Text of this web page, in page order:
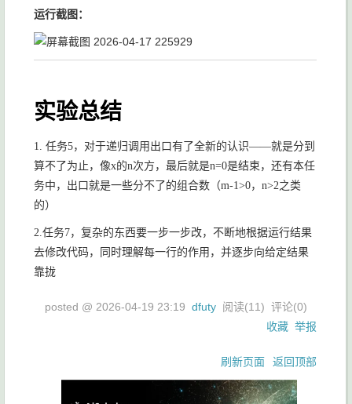
运行截图：
实验总结
1. 任务5，对于递归调用出口有了全新的认识——就是分到
算不了为止，像x的n次方，最后就是n=0是结束，还有本任
务中，出口就是一些分不了的组合数（m-1>0，n>2之类
的）
2.任务7，复杂的东西要一步一步改，不断地根据运行结果
去修改代码，同时理解每一行的作用，并逐步向给定结果
靠拢
posted @ 2026-04-19 23:19 dfuty 阅读(11) 评论(0)
收藏 举报
刷新页面 返回顶部